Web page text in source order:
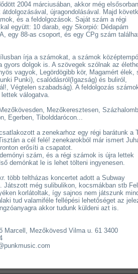
2004 márciusában, akkor még elsősorban
átdolgozásával, újragondolásával. Majd
és a feldolgozások. Saját szám a régi
együtt: 10 darab, egy Skorpió: Dédapám
egy 88-as csoport, és egy CPg szám
írja a számokat, a számok
gyors dolgok is. A szövegek szólnak az
vagyok, Legördögibb kör, Magamért élek,
Punki), csalódásról(Igazság) és buliról,
Végtelen szabadság). A feldolgozás
válogatva.
Mezőkeresztesen,
Egerben, Tibolddarócon...
a zenekarhoz egy régi barátunk a
a cél felé! zenekarokból már ismert
erősíti a csapatot.
szám, és a régi számok is újra lettek
demónkat le is lehet tölteni ingyenesen.
több teltházas koncertet adott a Subway
Játszott még sulibulikon, kocsmákban stb
korlátoltak, így sajnos nem játszunk
tud valamiféle fellépési lehetőséget az
akkor tudunk küldeni azt is.
Marcell, Mezőkövesd Vilma u. 61 3400